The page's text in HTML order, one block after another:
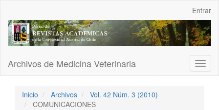
Contenido
principal
Barra
Entrar
Archivos de Medicina Veterinaria
Inicio Archivos
Vol. 42 Núm. 3 (2010)
COMUNICACIONES